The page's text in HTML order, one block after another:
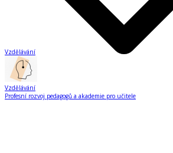
Vzdělávání
Vzdělávání
Profesní rozvoj pedagogů a akademie pro učitele